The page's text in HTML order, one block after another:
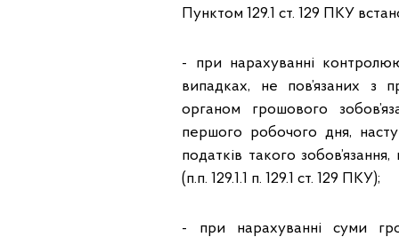
Пунктом 129.1 ст. 129 ПКУ
- при нарахуванні
випадках, не пов’язаних з
органом грошового
першого робочого дня,
податків такого
(п.п. 129.1.1 п. 129.1 ст. 129 ПКУ);
- при нарахуванні суми